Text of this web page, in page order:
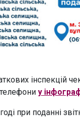
інспекцій
у
при поданні